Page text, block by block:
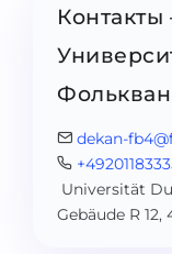
dekan-
Universität
Gebäude R 12,